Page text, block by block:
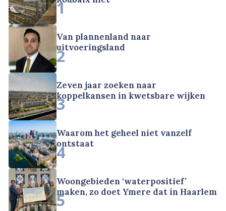
1
Van plannenland naar
uitvoeringsland
2
Zeven jaar zoeken naar
koppelkansen in kwetsbare wijken
3
Waarom het geheel niet vanzelf
ontstaat
4
Woongebieden ‘waterpositief’
maken, zo doet Ymere dat in Haarlem
5